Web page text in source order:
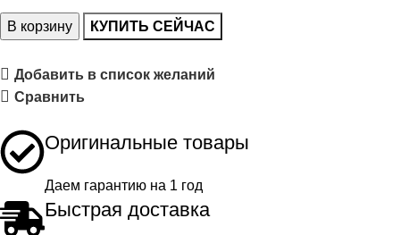
В корзину КУПИТЬ СЕЙЧАС
Добавить в список желаний
Сравнить
Оригинальные товары
Даем гарантию на 1 год
Быстрая доставка